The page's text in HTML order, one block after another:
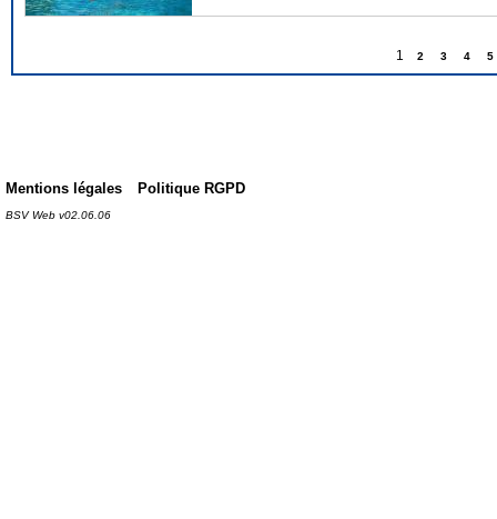
1 2 3 4 5
Mentions légales Politique RGPD
BSV Web v02.06.06